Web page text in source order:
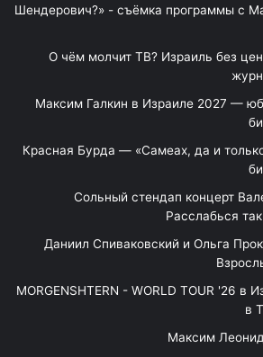
Шендерович?» - съёмка программы с
«О чём молчит ТВ? Израиль без
Максим Галкин в Израиле 2027 —
Красная Бурда — «Самеах, да и
"Сольный стендап концерт
Расслабься
"Даниил Спиваковский и Ольга
MORGENSHTERN - WORLD TOUR '26 в
в
Максим